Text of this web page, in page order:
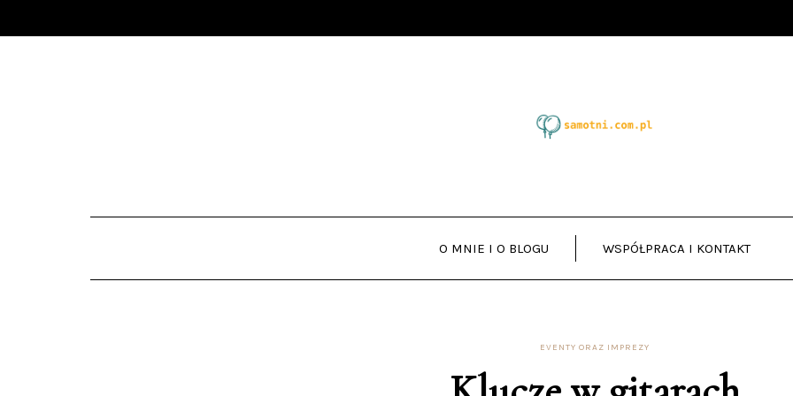
O MNIE I O BLOGU WSPÓŁPRACA I KONTAKT
EVENTY ORAZ IMPREZY